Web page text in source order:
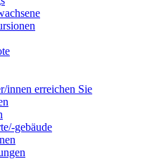
innen erreichen Sie
gebäude